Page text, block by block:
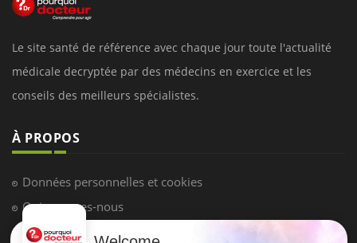
Le site santé de référence avec chaque jour toute l'actualité
médicale decryptée par des médecins en exercice et les
conseils des meilleurs spécialistes.
À PROPOS
Données personnelles et cookies
Qui sommes-nous
Conditions d'utilisation